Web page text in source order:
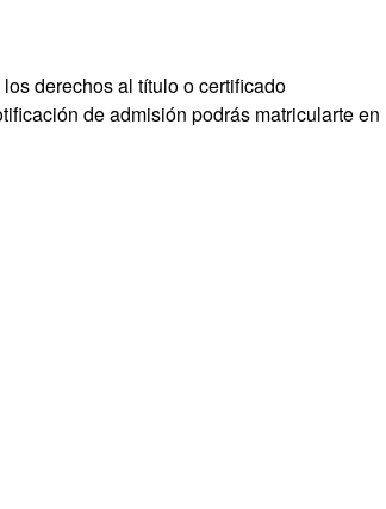
derechos al título o certificado
de admisión podrás matricularte en